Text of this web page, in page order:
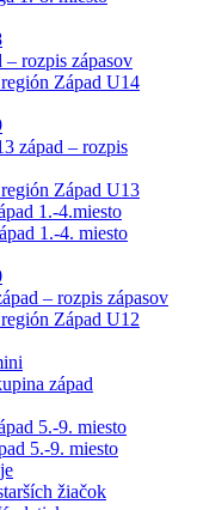
rozpis zápasov
Západ U14
západ – rozpis
Západ U13
1.-4.miesto
1.-4. miesto
– rozpis zápasov
Západ U12
západ
5.-9. miesto
5.-9. miesto
žiačok